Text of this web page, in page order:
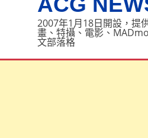
2007年1月18日開設，提
畫、特攝、電影、
文部落格